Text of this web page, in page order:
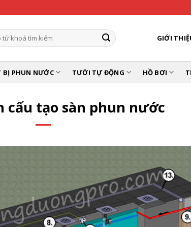
GIỚI
BỊ PHUN NƯỚC TƯỚI TỰ ĐỘNG HỒ BƠI
cấu tạo sàn phun nước